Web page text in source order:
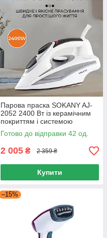
Парова праска SOKANY AJ-
2052 2400 Вт із керамічним
покриттям і системою
самоочищення для гладкого
одягу
Готово до відправки 42 од.
2 005 ₴ 2 359 ₴
Купити
–15%